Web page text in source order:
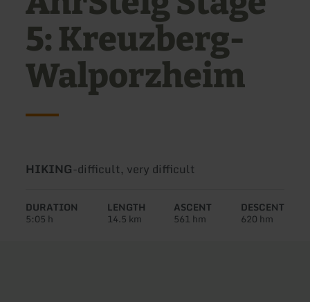
5: Kreuzberg-
Walporzheim
Type
tour:
HIKING-Difficulty:
difficult, very difficult
DURATION
5:05 h
LENGTH
14.5 km
ASCENT
561 hm
DESCENT
620 hm